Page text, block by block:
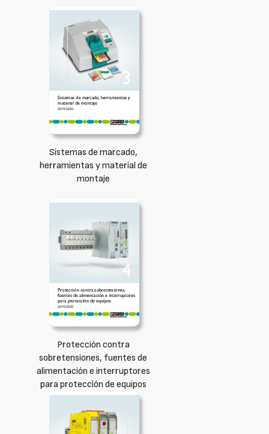
Sistemas de marcado,
herramientas y material de
montaje
Protección contra
sobretensiones, fuentes de
alimentación e interruptores
para protección de equipos